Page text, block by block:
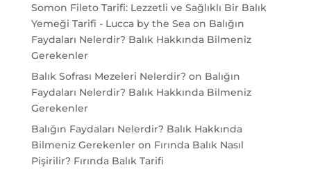
Somon Fileto Tarifi: Lezzetli ve Sağlıklı Bir Balık
Yemeği Tarifi - Lucca by the Seaon Balığın
Faydaları Nelerdir? Balık Hakkında Bilmeniz
Gerekenler
Balık Sofrası Mezeleri Nelerdir? on Balığın
Faydaları Nelerdir? Balık Hakkında Bilmeniz
Gerekenler
Balığın Faydaları Nelerdir? Balık Hakkında
Bilmeniz Gerekenleron Fırında Balık Nasıl
Pişirilir? Fırında Balık Tarifi